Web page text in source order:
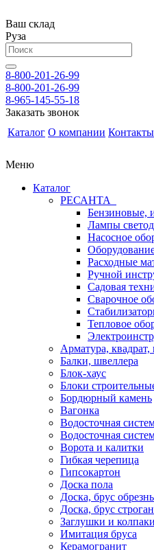
Ваш склад
Руза
8-800-201-26-99
8-800-201-26-99
8-965-145-55-18
Заказать звонок
Каталог О компании Контакты
Меню
Каталог
РЕСАНТА
Бензиновые,
Лампы
Насосное
Расходные
Ручной
Садовая
Сварочное
Тепловое
Арматура,
Балки, швеллера
Блок-хаус
Блоки
Бордюрный камень
Вагонка
Водосточная
Водосточная
Ворота и калитки
Гибкая черепица
Гипсокартон
Доска пола
Доска, брус
Доска, брус
Заглушки и
Имитация бруса
Керамогранит